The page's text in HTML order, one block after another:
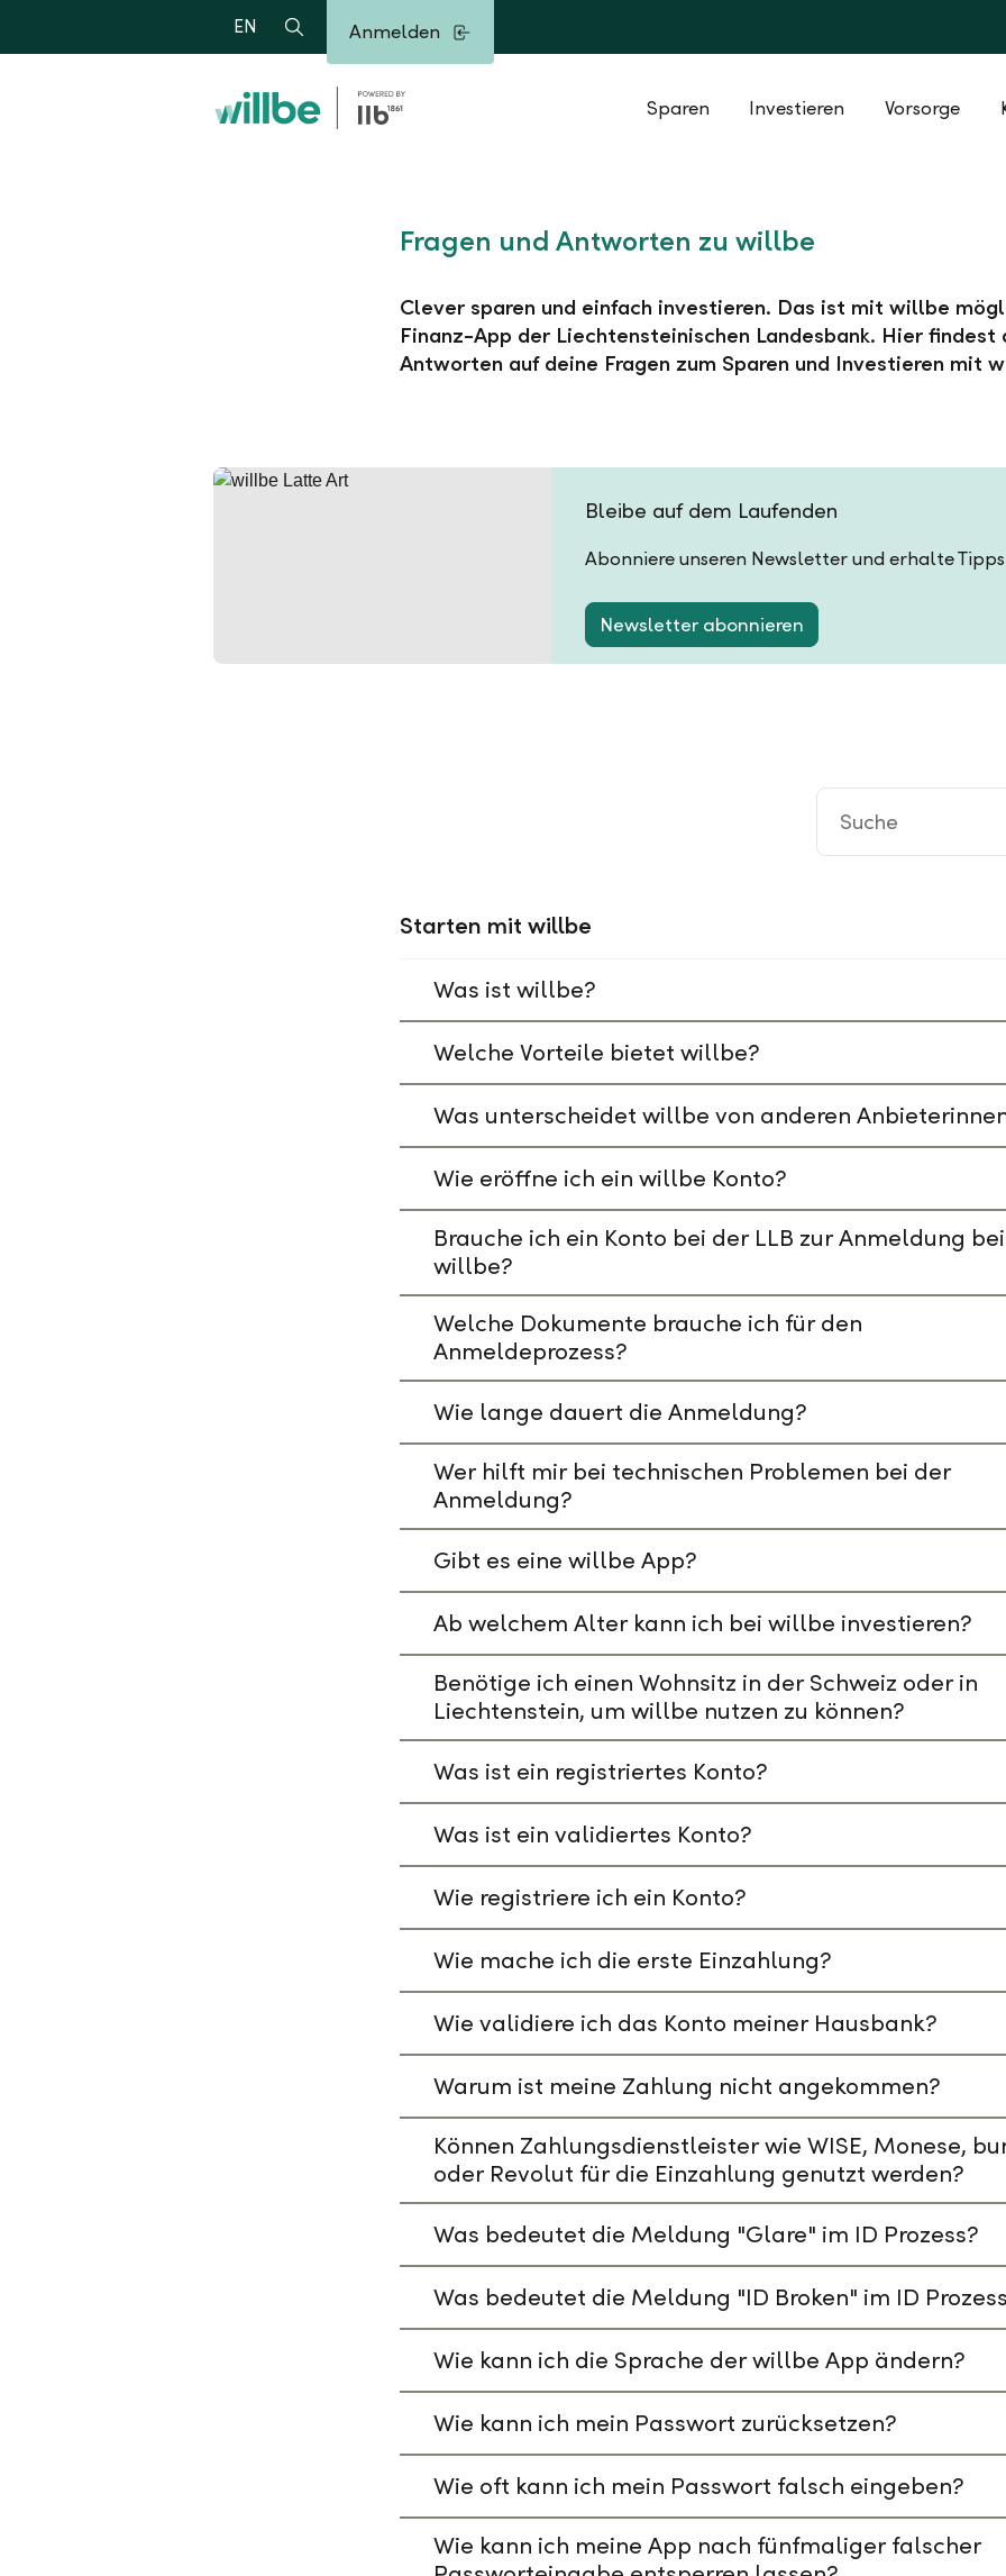
EN Suche Anmelden
Sparen Investieren Vorsorge
Fragen und Antworten zu willbe
Clever sparen und einfach investieren. Das ist mit willbe
Finanz-App der Liechtensteinischen Landesbank. Hier findest
Antworten auf deine Fragen zum Sparen und Investieren mit
Bleibe auf dem Laufenden
Abonniere unseren Newsletter und erhalte
Newsletter abonnieren
Starten mit willbe
Was ist willbe?
Welche Vorteile bietet willbe?
Was unterscheidet willbe von anderen
Wie eröffne ich ein willbe Konto?
Brauche ich ein Konto bei der LLB zur Anmeldung bei
willbe?
Welche Dokumente brauche ich für den
Anmeldeprozess?
Wie lange dauert die Anmeldung?
Wer hilft mir bei technischen Problemen bei der
Anmeldung?
Gibt es eine willbe App?
Ab welchem Alter kann ich bei willbe investieren?
Benötige ich einen Wohnsitz in der Schweiz oder in
Liechtenstein, um willbe nutzen zu können?
Was ist ein registriertes Konto?
Was ist ein validiertes Konto?
Wie registriere ich ein Konto?
Wie mache ich die erste Einzahlung?
Wie validiere ich das Konto meiner Hausbank?
Warum ist meine Zahlung nicht angekommen?
Können Zahlungsdienstleister wie WISE, Monese,
oder Revolut für die Einzahlung genutzt werden?
Was bedeutet die Meldung "Glare" im ID Prozess?
Was bedeutet die Meldung "ID Broken" im ID
Wie kann ich die Sprache der willbe App ändern?
Wie kann ich mein Passwort zurücksetzen?
Wie oft kann ich mein Passwort falsch eingeben?
Wie kann ich meine App nach fünfmaliger falscher